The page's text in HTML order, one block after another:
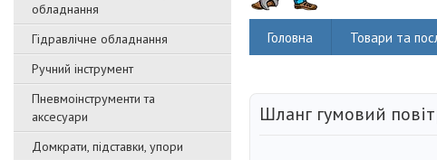
обладнання
Гідравлічне обладнання
Ручний інструмент
Пневмоінструменти та
аксесуари
Домкрати, підставки, упори
Головна Товари та
Шланг гумовий